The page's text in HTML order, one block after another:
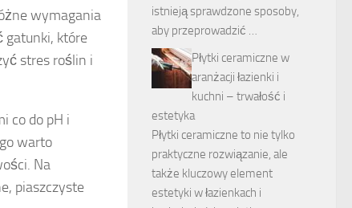
wymagania
gatunki, które
stres roślin i
co do pH i
warto
Na
piaszczyste
istnieją sprawdzone sposoby,
aby przeprowadzić …
Płytki ceramiczne w
aranżacji łazienki i
kuchni – trwałość i
estetyka
Płytki ceramiczne to nie tylko
praktyczne rozwiązanie, ale
także kluczowy element
estetyki w łazienkach i